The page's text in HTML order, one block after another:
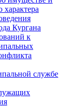
характера
Кургана
к
службе